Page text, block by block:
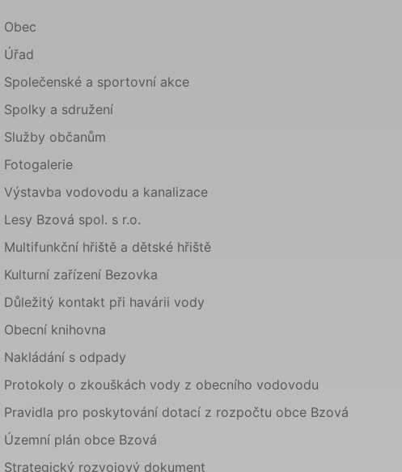
Obec
Úřad
Společenské a sportovní akce
Spolky a sdružení
Služby občanům
Fotogalerie
Výstavba vodovodu a kanalizace
Lesy Bzová spol. s r.o.
Multifunkční hřiště a dětské hřiště
Kulturní zařízení Bezovka
Důležitý kontakt při havárii vody
Obecní knihovna
Nakládání s odpady
Protokoly o zkouškách vody z obecního vodovodu
Pravidla pro poskytování dotací z rozpočtu obce Bzová
Územní plán obce Bzová
Strategický rozvojový dokument